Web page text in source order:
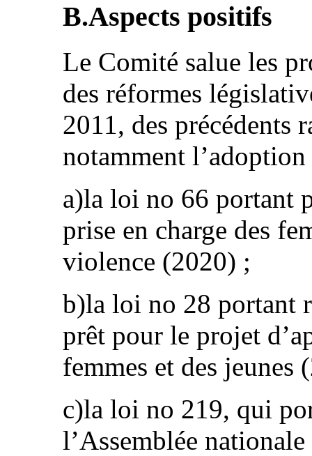
B.Aspects positifs
Le Comité salue les
des réformes
2011, des précédents
notamment
a)la loi no 66 portant
prise en charge des
violence (2020) ;
b)la loi no 28 portant
prêt pour le projet
femmes et des jeunes
c)la loi no 219, qui
l’Assemblée